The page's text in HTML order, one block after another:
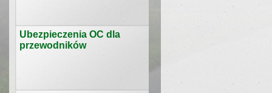
Ubezpieczenia OC dla
przewodników